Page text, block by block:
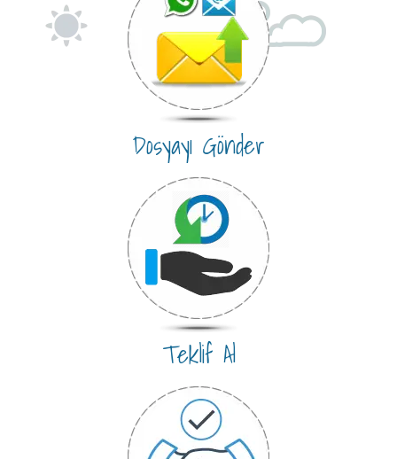
Dosyayı Gönder
Teklif Al